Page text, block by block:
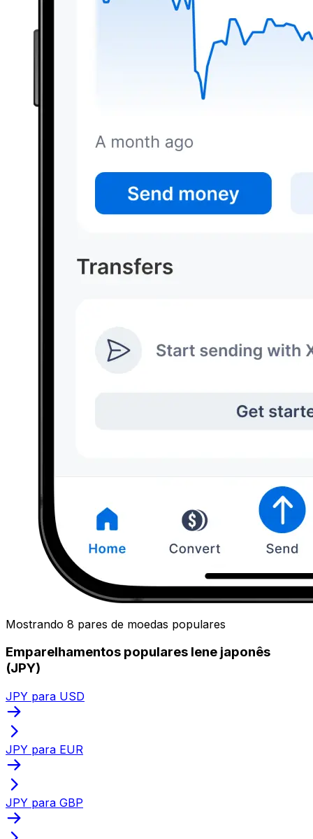
Mostrando 8 pares de moedas populares
Emparelhamentos populares Iene japonês
(JPY)
JPY para USD
JPY para EUR
JPY para GBP